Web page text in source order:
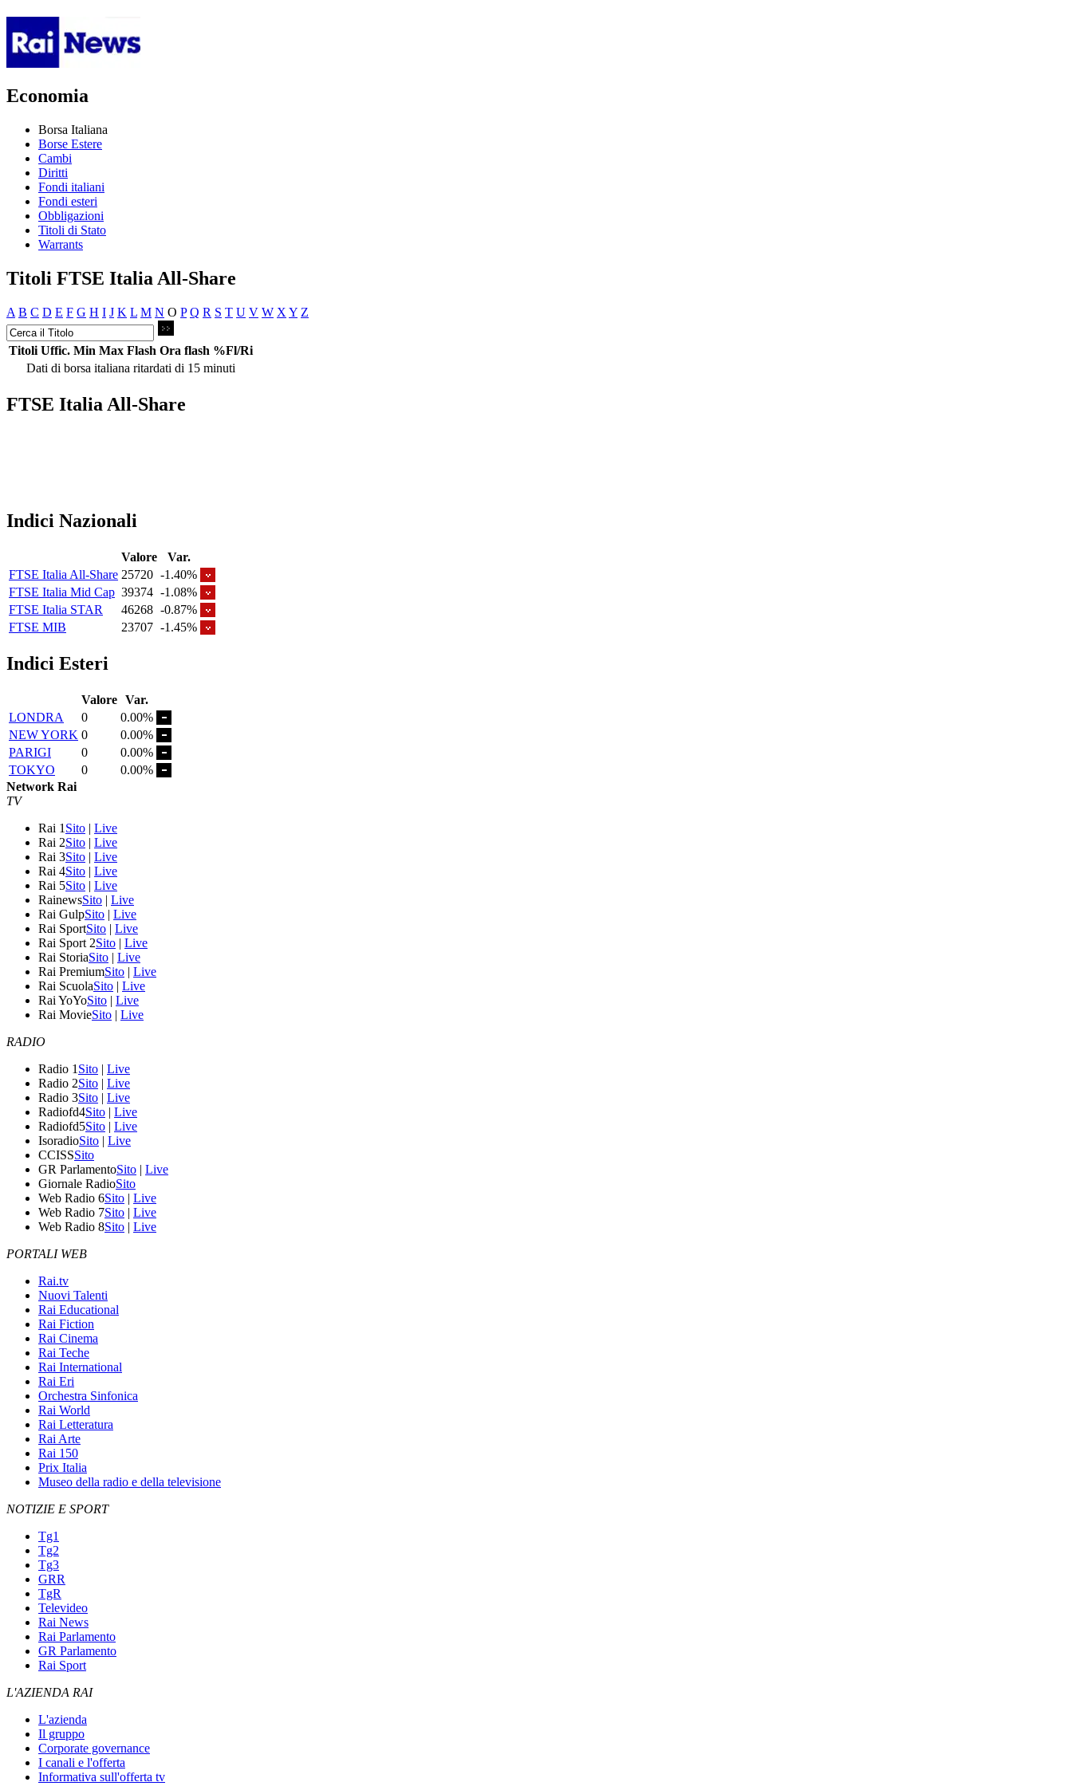
Economia
Borsa Italiana
Borse Estere
Cambi
Diritti
Fondi italiani
Fondi esteri
Obbligazioni
Titoli di Stato
Warrants
Titoli FTSE Italia All-Share
A B C D E F G H I J K L M N O P Q R S T U V W X Y Z
Titoli Uffic. Min Max Flash Ora flash %Fl/Ri
Dati di borsa italiana ritardati di 15 minuti
FTSE Italia All-Share
Indici Nazionali
Valore
Var.
FTSE Italia All-Share 25720 -1.40%
FTSE Italia Mid Cap 39374 -1.08%
FTSE Italia STAR
46268 -0.87%
FTSE MIB
23707 -1.45%
Indici Esteri
Valore Var.
LONDRA
0
0.00%
NEW YORK 0
0.00%
PARIGI
0
0.00%
TOKYO
0
0.00%
Network Rai
TV
Rai 1 Sito | Live
Rai 2Sito | Live
Rai 3Sito | Live
Rai 4Sito | Live
Rai 5Sito | Live
RainewsSito | Live
Rai GulpSito | Live
Rai SportSito | Live
Rai Sport 2Sito | Live
Rai StoriaSito | Live
Rai PremiumSito | Live
Rai ScuolaSito | Live
Rai YoYoSito | Live
Rai MovieSito | Live
RADIO
Radio 1 Sito | Live
Radio 2Sito | Live
Radio 3Sito | Live
Radiofd4Sito | Live
Radiofd5Sito | Live
IsoradioSito | Live
CCISSSito
GR ParlamentoSito | Live
Giornale RadioSito
Web Radio 6Sito | Live
Web Radio 7Sito | Live
Web Radio 8Sito | Live
PORTALI WEB
Rai.tv
Nuovi Talenti
Rai Educational
Rai Fiction
Rai Cinema
Rai Teche
Rai International
Rai Eri
Orchestra Sinfonica
Rai World
Rai Letteratura
Rai Arte
Rai 150
Prix Italia
Museo della radio e della televisione
NOTIZIE E SPORT
Tg1
Tg2
Tg3
GRR
TgR
Televideo
Rai News
Rai Parlamento
GR Parlamento
Rai Sport
L'AZIENDA RAI
L'azienda
Il gruppo
Corporate governance
I canali e l'offerta
Informativa sull'offerta tv